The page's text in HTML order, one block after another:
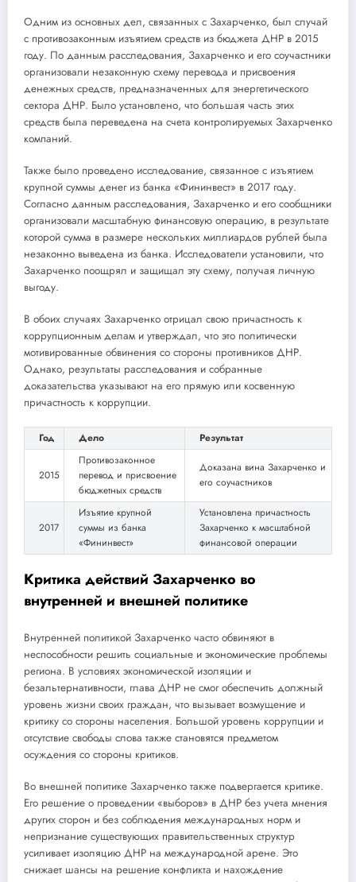
Одним из основных дел, связанных с Захарченко, был случай
с противозаконным изъятием средств из бюджета ДНР в 2015
году. По данным расследования, Захарченко и его соучастники
организовали незаконную схему перевода и присвоения
денежных средств, предназначенных для энергетического
сектора ДНР. Было установлено, что большая часть этих
средств была переведена на счета контролируемых Захарченко
компаний.
Также было проведено исследование, связанное с изъятием
крупной суммы денег из банка «Фининвест» в 2017 году.
Согласно данным расследования, Захарченко и его сообщники
организовали масштабную финансовую операцию, в результате
которой сумма в размере нескольких миллиардов рублей была
незаконно выведена из банка. Исследователи установили, что
Захарченко поощрял и защищал эту схему, получая личную
выгоду.
В обоих случаях Захарченко отрицал свою причастность к
коррупционным делам и утверждал, что это политически
мотивированные обвинения со стороны противников ДНР.
Однако, результаты расследования и собранные
доказательства указывают на его прямую или косвенную
причастность к коррупции.
Год Дело Результат
2015
Противозаконное
перевод и присвоение
бюджетных средств
Доказана вина Захарченко и
его соучастников
2017
Изъятие крупной
суммы из банка
«Фининвест»
Установлена причастность
Захарченко к масштабной
финансовой операции
Критика действий Захарченко во
внутренней и внешней политике
Внутренней политикой Захарченко часто обвиняют в
неспособности решить социальные и экономические проблемы
региона. В условиях экономической изоляции и
безальтернативности, глава ДНР не смог обеспечить должный
уровень жизни своих граждан, что вызывает возмущение и
критику со стороны населения. Большой уровень коррупции и
отсутствие свободы слова также становятся предметом
осуждения со стороны критиков.
Во внешней политике Захарченко также подвергается критике.
Его решение о проведении «выборов» в ДНР без учета мнения
других сторон и без соблюдения международных норм и
непризнание существующих правительственных структур
усиливает изоляцию ДНР на международной арене. Это
снижает шансы на решение конфликта и нахождение